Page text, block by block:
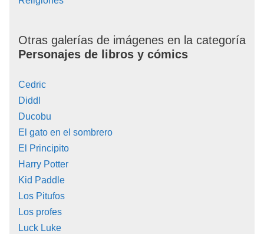
Otras galerías de imágenes en la categoría
Personajes de libros y cómics
Cedric
Diddl
Ducobu
El gato en el sombrero
El Principito
Harry Potter
Kid Paddle
Los Pitufos
Los profes
Luck Luke